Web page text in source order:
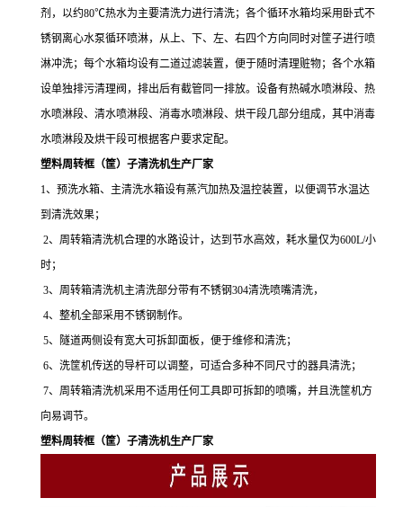
剂，以约80℃热水为主要清洗力进行清洗；各个循环水箱均采用卧式不
锈钢离心水泵循环喷淋，从上、下、左、右四个方向同时对筐子进行喷
淋冲洗；每个水箱均设有二道过滤装置，便于随时清理赃物；各个水箱
设单独排污清理阀，排出后有截管同一排放。设备有热碱水喷淋段、热
水喷淋段、清水喷淋段、消毒水喷淋段、烘干段几部分组成，其中消毒
水喷淋段及烘干段可根据客户要求定配。
塑料周转框（筐）子清洗机生产厂家
1、预洗水箱、主清洗水箱设有蒸汽加热及温控装置，以便调节水温达
到清洗效果；
2、周转箱清洗机合理的水路设计，达到节水高效，耗水量仅为600L/小
时；
3、周转箱清洗机主清洗部分带有不锈钢304清洗喷嘴清洗，
4、整机全部采用不锈钢制作。
5、隧道两侧设有宽大可拆卸面板，便于维修和清洗；
6、洗筐机传送的导杆可以调整，可适合多种不同尺寸的器具清洗；
7、周转箱清洗机采用不适用任何工具即可拆卸的喷嘴，并且洗筐机方
向易调节。
塑料周转框（筐）子清洗机生产厂家